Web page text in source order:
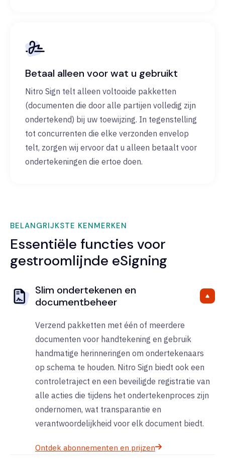
Betaal alleen voor wat u gebruikt
Nitro Sign telt alleen voltooide pakketten
(documenten die door alle partijen volledig zijn
ondertekend) bij uw toewijzing. In tegenstelling
tot concurrenten die elke verzonden envelop
telt, zorgen wij ervoor dat u alleen betaalt voor
ondertekeningen die ertoe doen.
BELANGRIJKSTE KENMERKEN
Essentiële functies voor
gestroomlijnde eSigning
Slim ondertekenen en
documentbeheer
Verzend pakketten met één of meerdere
documenten voor handtekening en gebruik
handmatige herinneringen om ondertekenaars
op schema te houden. Nitro Sign biedt ook een
controletraject en een beveiligde registratie van
alle acties die tijdens het ondertekenproces zijn
ondernomen, wat transparantie en
verantwoordelijkheid voor elk document biedt.
Ontdek abonnementen en prijzen